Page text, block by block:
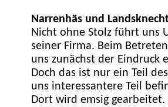
Narrenhäs und
Nicht ohne Stolz führt uns
seiner Firma. Beim
uns zunächst der Eindruck
Doch das ist nur ein Teil
uns interessantere Teil
Dort wird emsig gearbeitet.